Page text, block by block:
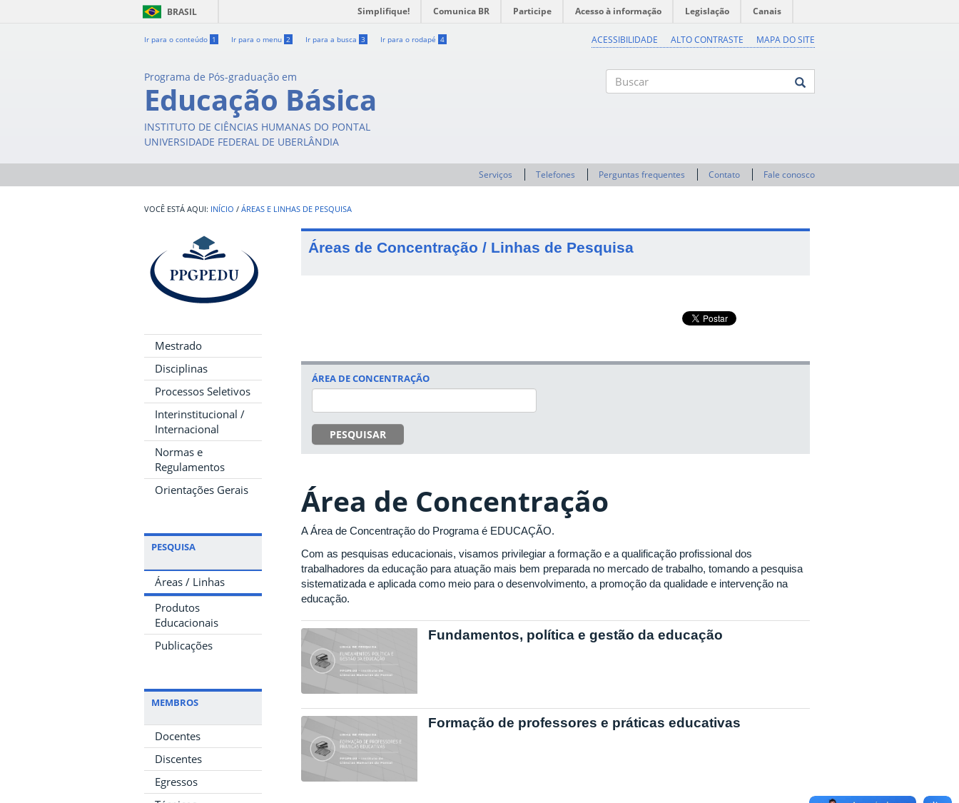
BRASIL Simplifique! Comunica BR Participe Acesso à informação Legislação Canais
Ir para o conteúdo 1 Ir para o menu 2 Ir para a busca 3 Ir para o rodapé 4 ACESSIBILIDADE ALTO CONTRASTE MAPA DO SITE
Programa de Pós-graduação em
Educação Básica
INSTITUTO DE CIÊNCIAS HUMANAS DO PONTAL
UNIVERSIDADE FEDERAL DE UBERLÂNDIA
Serviços Telefones Perguntas frequentes Contato Fale conosco
INÍCIO / ÁREAS E LINHAS DE PESQUISA
Mestrado
Disciplinas
Processos Seletivos
Interinstitucional /
Internacional
Normas e
Regulamentos
Orientações Gerais
PESQUISA
Áreas / Linhas
Produtos
Educacionais
Publicações
MEMBROS
Docentes
Discentes
Egressos
Áreas de Concentração / Linhas de Pesquisa
ÁREA DE CONCENTRAÇÃO
PESQUISAR
Área de Concentração
A Área de Concentração do Programa é EDUCAÇÃO.
Com as pesquisas educacionais, visamos privilegiar a formação e a qualificação profissional dos
trabalhadores da educação para atuação mais bem preparada no mercado de trabalho, tomando a pesquisa
sistematizada e aplicada como meio para o desenvolvimento, a promoção da qualidade e intervenção na
educação.
Fundamentos, política e gestão da educação
Formação de professores e práticas educativas